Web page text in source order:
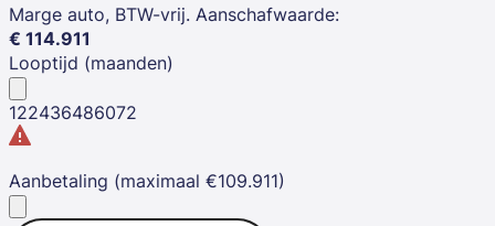
Marge auto, BTW-vrij. Aanschafwaarde:
€ 114.911
Looptijd (maanden)
122436486072
Aanbetaling (maximaal €109.911)